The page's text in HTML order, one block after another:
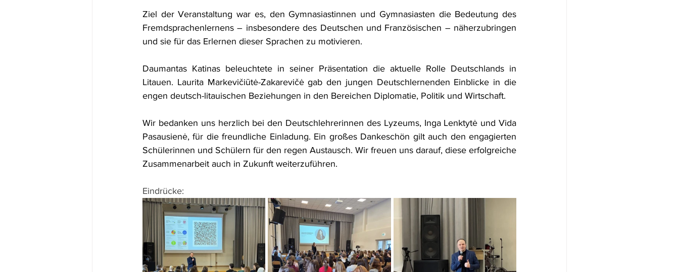
Ziel der Veranstaltung war es, den Gymnasiastinnen und Gymnasiasten die Bedeutung des
Fremdsprachenlernens – insbesondere des Deutschen und Französischen – näherzubringen
und sie für das Erlernen dieser Sprachen zu motivieren.
Daumantas Katinas beleuchtete in seiner Präsentation die aktuelle Rolle Deutschlands in
Litauen. Laurita Markevičiūtė-Zakarevičė gab den jungen Deutschlernenden Einblicke in die
engen deutsch-litauischen Beziehungen in den Bereichen Diplomatie, Politik und Wirtschaft.
Wir bedanken uns herzlich bei den Deutschlehrerinnen des Lyzeums, Inga Lenktytė und Vida
Pasausienė, für die freundliche Einladung. Ein großes Dankeschön gilt auch den engagierten
Schülerinnen und Schülern für den regen Austausch. Wir freuen uns darauf, diese erfolgreiche
Zusammenarbeit auch in Zukunft weiterzuführen.
Eindrücke: